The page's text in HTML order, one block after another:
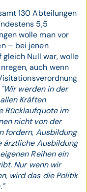
130 Abteilungen
5,5
wolle man vor
– bei jenen
Null war, wolle
auch wenn
"Wir werden in der
Kräften
Rücklaufquote im
nicht von der
fordern, Ausbildung
ärztliche Ausbildung
Reihen ein
Nur wenn wir
wird das die Politik